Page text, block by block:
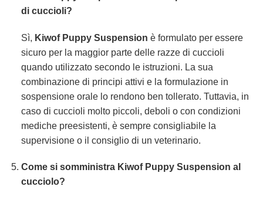
di cuccioli?
Sì, Kiwof Puppy Suspension è formulato per essere
sicuro per la maggior parte delle razze di cuccioli
quando utilizzato secondo le istruzioni. La sua
combinazione di principi attivi e la formulazione in
sospensione orale lo rendono ben tollerato. Tuttavia, in
caso di cuccioli molto piccoli, deboli o con condizioni
mediche preesistenti, è sempre consigliabile la
supervisione o il consiglio di un veterinario.
Come si somministra Kiwof Puppy Suspension al
cucciolo?